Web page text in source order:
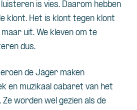
is vies. Daarom hebben
klont. Het is klont tegen klont
uit. We kleven om te
dus.
de Jager maken
en muzikaal cabaret van het
worden wel gezien als de